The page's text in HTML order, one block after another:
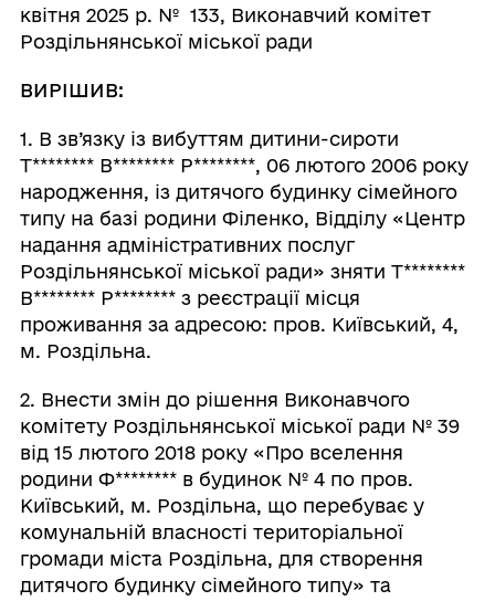
квітня 2025 р. № 133, Виконавчий комітет
Роздільнянської міської ради
ВИРІШИВ:
1. В зв’язку із вибуттям дитини-сироти
Т******** В******** Р********, 06 лютого 2006 року
народження, із дитячого будинку сімейного
типу на базі родини Філенко, Відділу «Центр
надання адміністративних послуг
Роздільнянської міської ради» зняти Т********
В******** Р******** з реєстрації місця
проживання за адресою: пров. Київський, 4,
м. Роздільна.
2. Внести змін до рішення Виконавчого
комітету Роздільнянської міської ради № 39
від 15 лютого 2018 року «Про вселення
родини Ф******** в будинок № 4 по пров.
Київський, м. Роздільна, що перебуває у
комунальній власності територіальної
громади міста Роздільна, для створення
дитячого будинку сімейного типу» та